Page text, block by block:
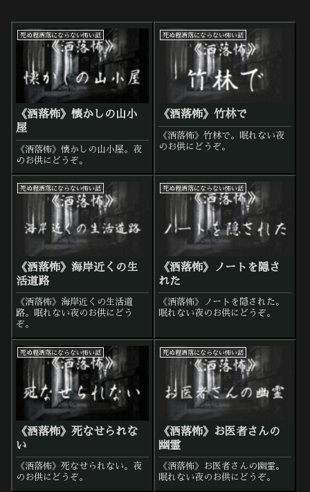
死ぬ程洒落にならない怖い話
《洒落怖》懐かしの山小
屋
《洒落怖》懐かしの山小屋。夜
のお供にどうぞ。
死ぬ程洒落にならない怖い話
《洒落怖》竹林で
《洒落怖》竹林で。眠れない夜
のお供にどうぞ。
死ぬ程洒落にならない怖い話
《洒落怖》海岸近くの生
活道路
《洒落怖》海岸近くの生活道
路。眠れない夜のお供にどう
ぞ。
死ぬ程洒落にならない怖い話
《洒落怖》ノートを隠さ
れた
《洒落怖》ノートを隠された。
眠れない夜のお供にどうぞ。
死ぬ程洒落にならない怖い話
《洒落怖》死なせられな
い
《洒落怖》死なせられない。夜
のお供にどうぞ。
死ぬ程洒落にならない怖い話
《洒落怖》お医者さんの
幽霊
《洒落怖》お医者さんの幽霊。
眠れない夜のお供にどうぞ。